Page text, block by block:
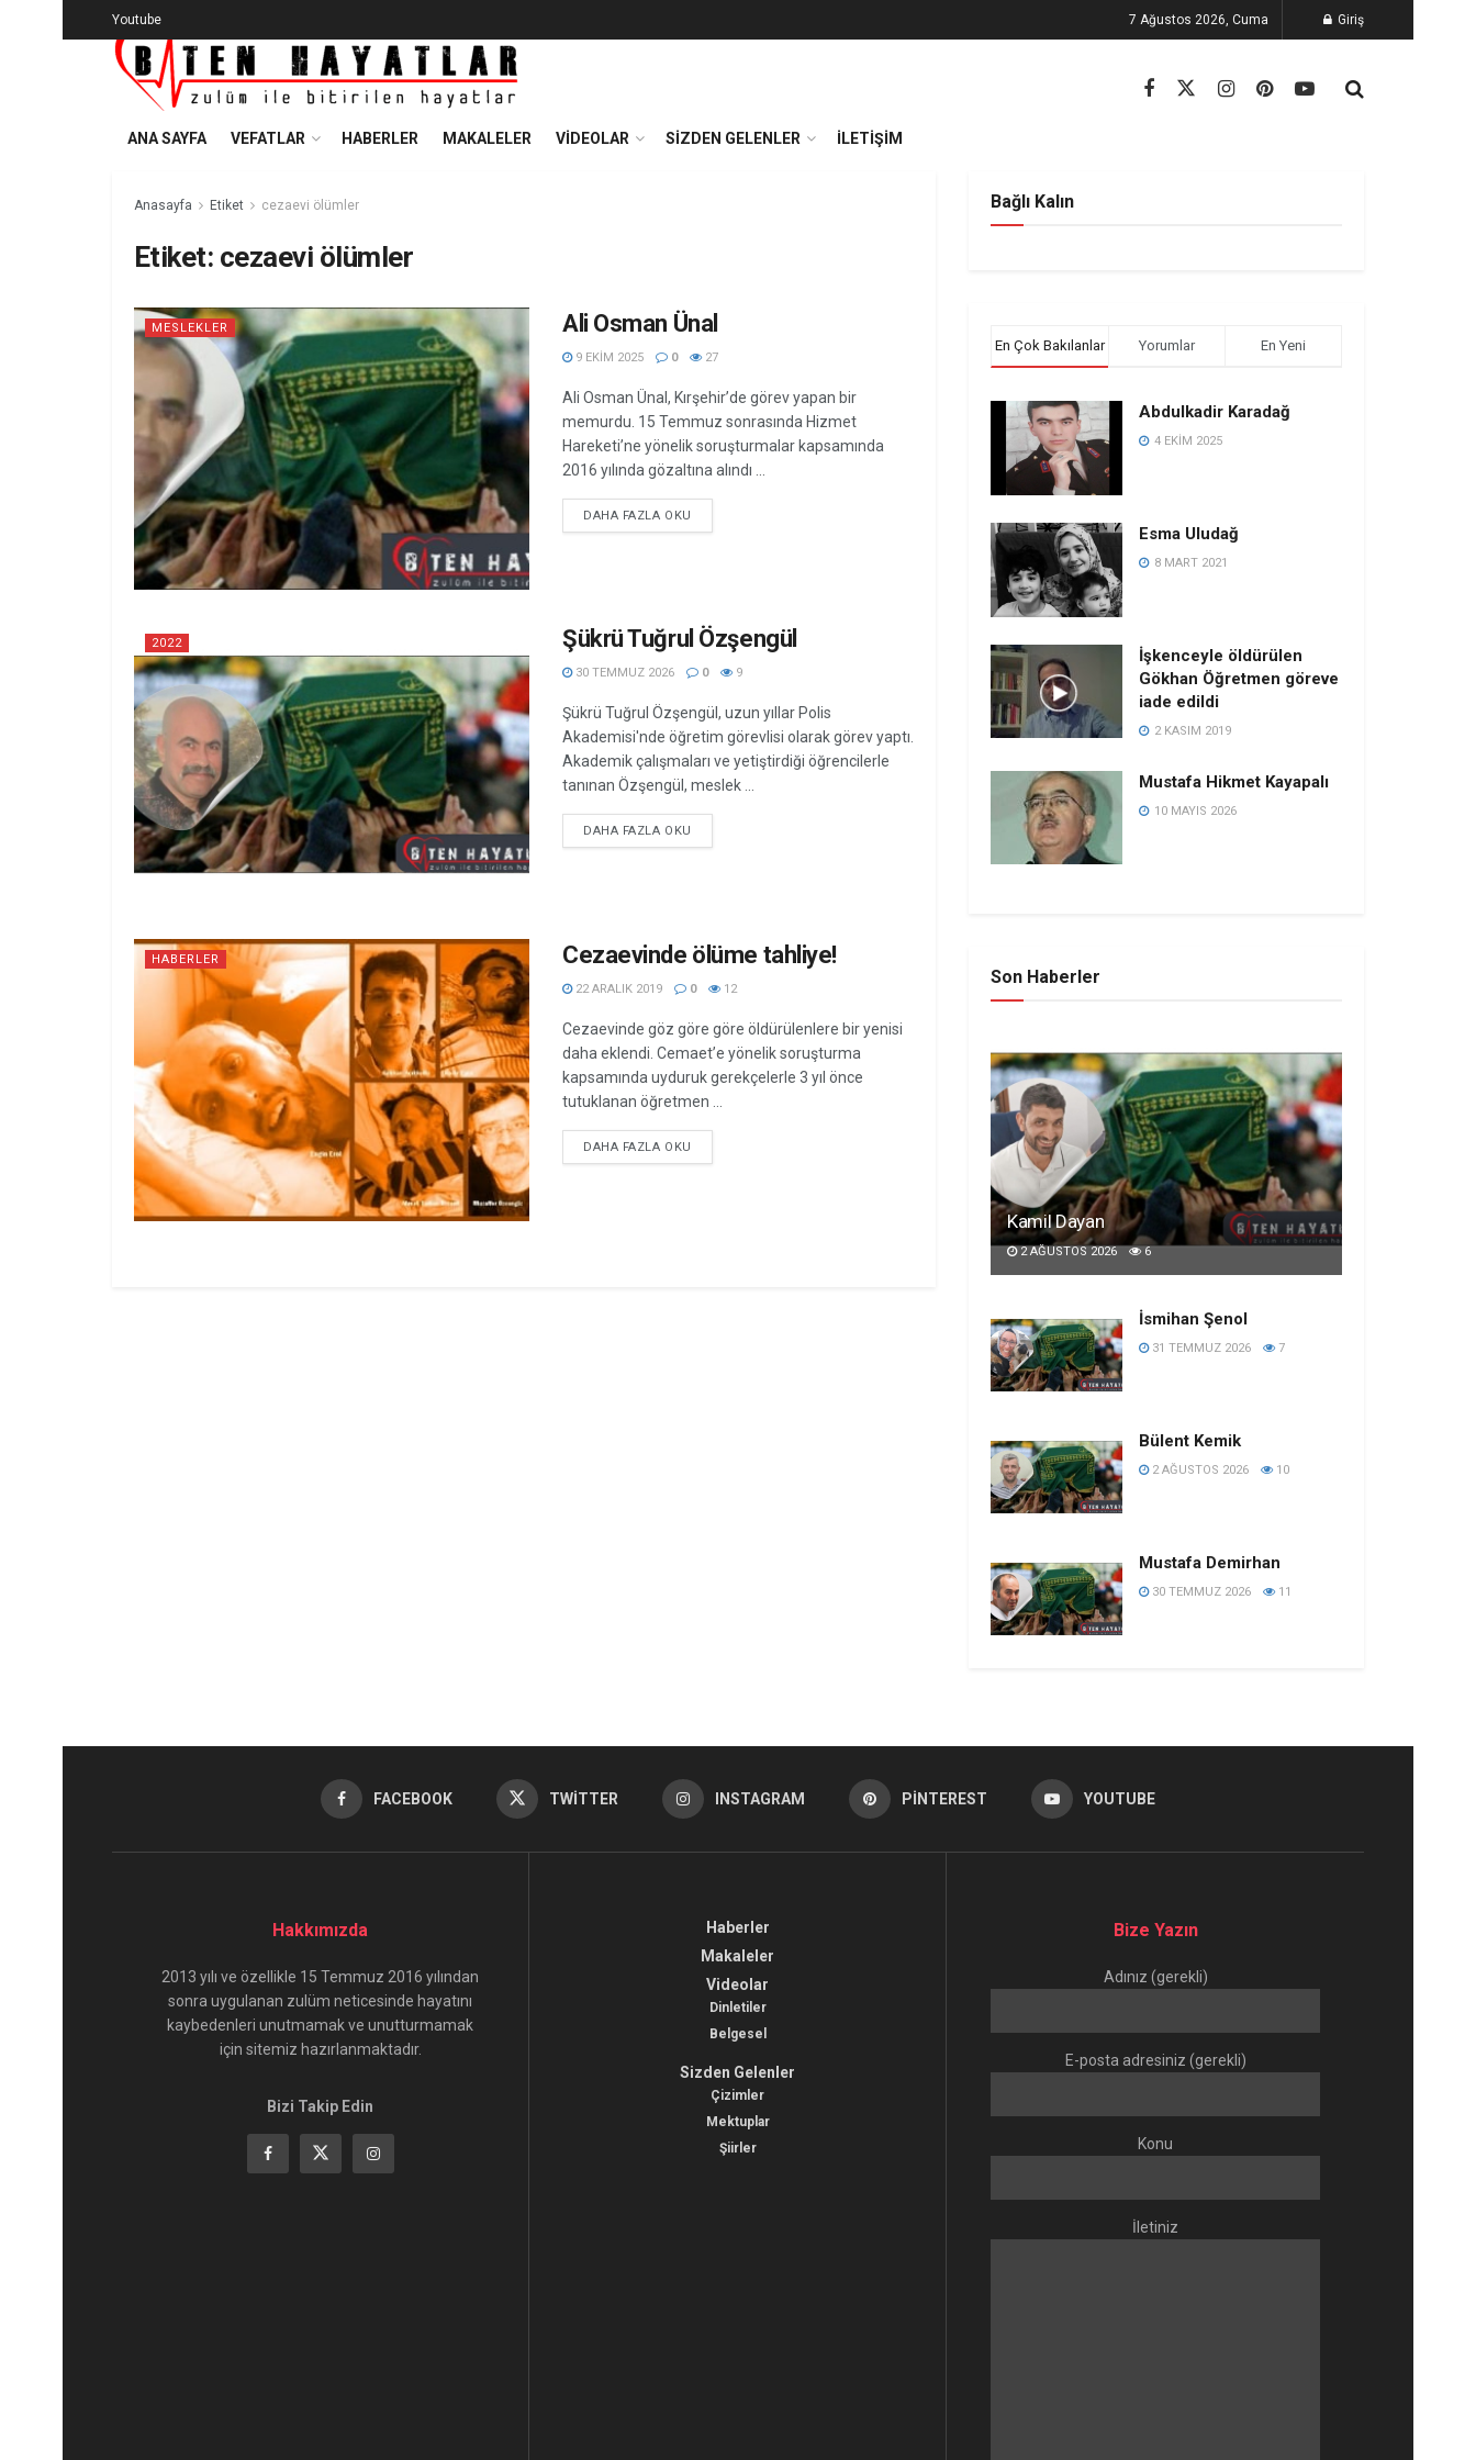
Youtube 7 Ağustos 2026, Cuma Giriş
ANA SAYFA VEFATLAR HABERLER MAKALELER VIDEOLAR SIZDEN GELENLER İLETIŞIM
Anasayfa Etiket cezaevi ölümler
Etiket: cezaevi ölümler
MESLEKLER Ali Osman Ünal
9 EKIM 2025 0 27
Ali Osman Ünal, Kırşehir’de görev yapan bir
memurdu. 15 Temmuz sonrasında Hizmet
Hareketi’ne yönelik soruşturmalar kapsamında
2016 yılında gözaltına alındı ...
DAHA FAZLA OKU
2022 Şükrü Tuğrul Özşengül
30 TEMMUZ 2026 0 9
Şükrü Tuğrul Özşengül, uzun yıllar Polis
Akademisi'nde öğretim görevlisi olarak görev yaptı.
Akademik çalışmaları ve yetiştirdiği öğrencilerle
tanınan Özşengül, meslek ...
DAHA FAZLA OKU
HABERLER Cezaevinde ölüme tahliye!
22 ARALIK 2019 0 12
Cezaevinde göz göre göre öldürülenlere bir yenisi
daha eklendi. Cemaet’e yönelik soruşturma
kapsamında uyduruk gerekçelerle 3 yıl önce
tutuklanan öğretmen ...
DAHA FAZLA OKU
Bağlı Kalın
En Çok Bakılanlar Yorumlar En Yeni
Abdulkadir Karadağ
4 EKIM 2025
Esma Uludağ
8 MART 2021
İşkenceyle öldürülen
Gökhan Öğretmen göreve
iade edildi
2 KASIM 2019
Mustafa Hikmet Kayapalı
10 MAYIS 2026
Son Haberler
Kamil Dayan
2 AĞUSTOS 2026 6
İsmihan Şenol
31 TEMMUZ 2026 7
Bülent Kemik
2 AĞUSTOS 2026 10
Mustafa Demirhan
30 TEMMUZ 2026 11
FACEBOOK TWITTER INSTAGRAM PINTEREST YOUTUBE
Hakkımızda
2013 yılı ve özellikle 15 Temmuz 2016 yılından
sonra uygulanan zulüm neticesinde hayatını
kaybedenleri unutmamak ve unutturmamak
için sitemiz hazırlanmaktadır.
Bizi Takip Edin
Haberler
Makaleler
Videolar
Dinletiler
Belgesel
Sizden Gelenler
Çizimler
Mektuplar
Şiirler
Bize Yazın
Adınız (gerekli)
E-posta adresiniz (gerekli)
Konu
İletiniz